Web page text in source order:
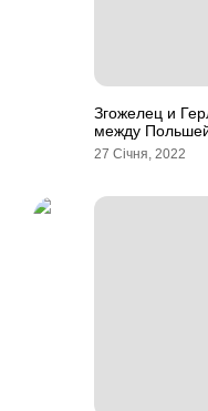
Згожелец и
между
27 Січня, 2022